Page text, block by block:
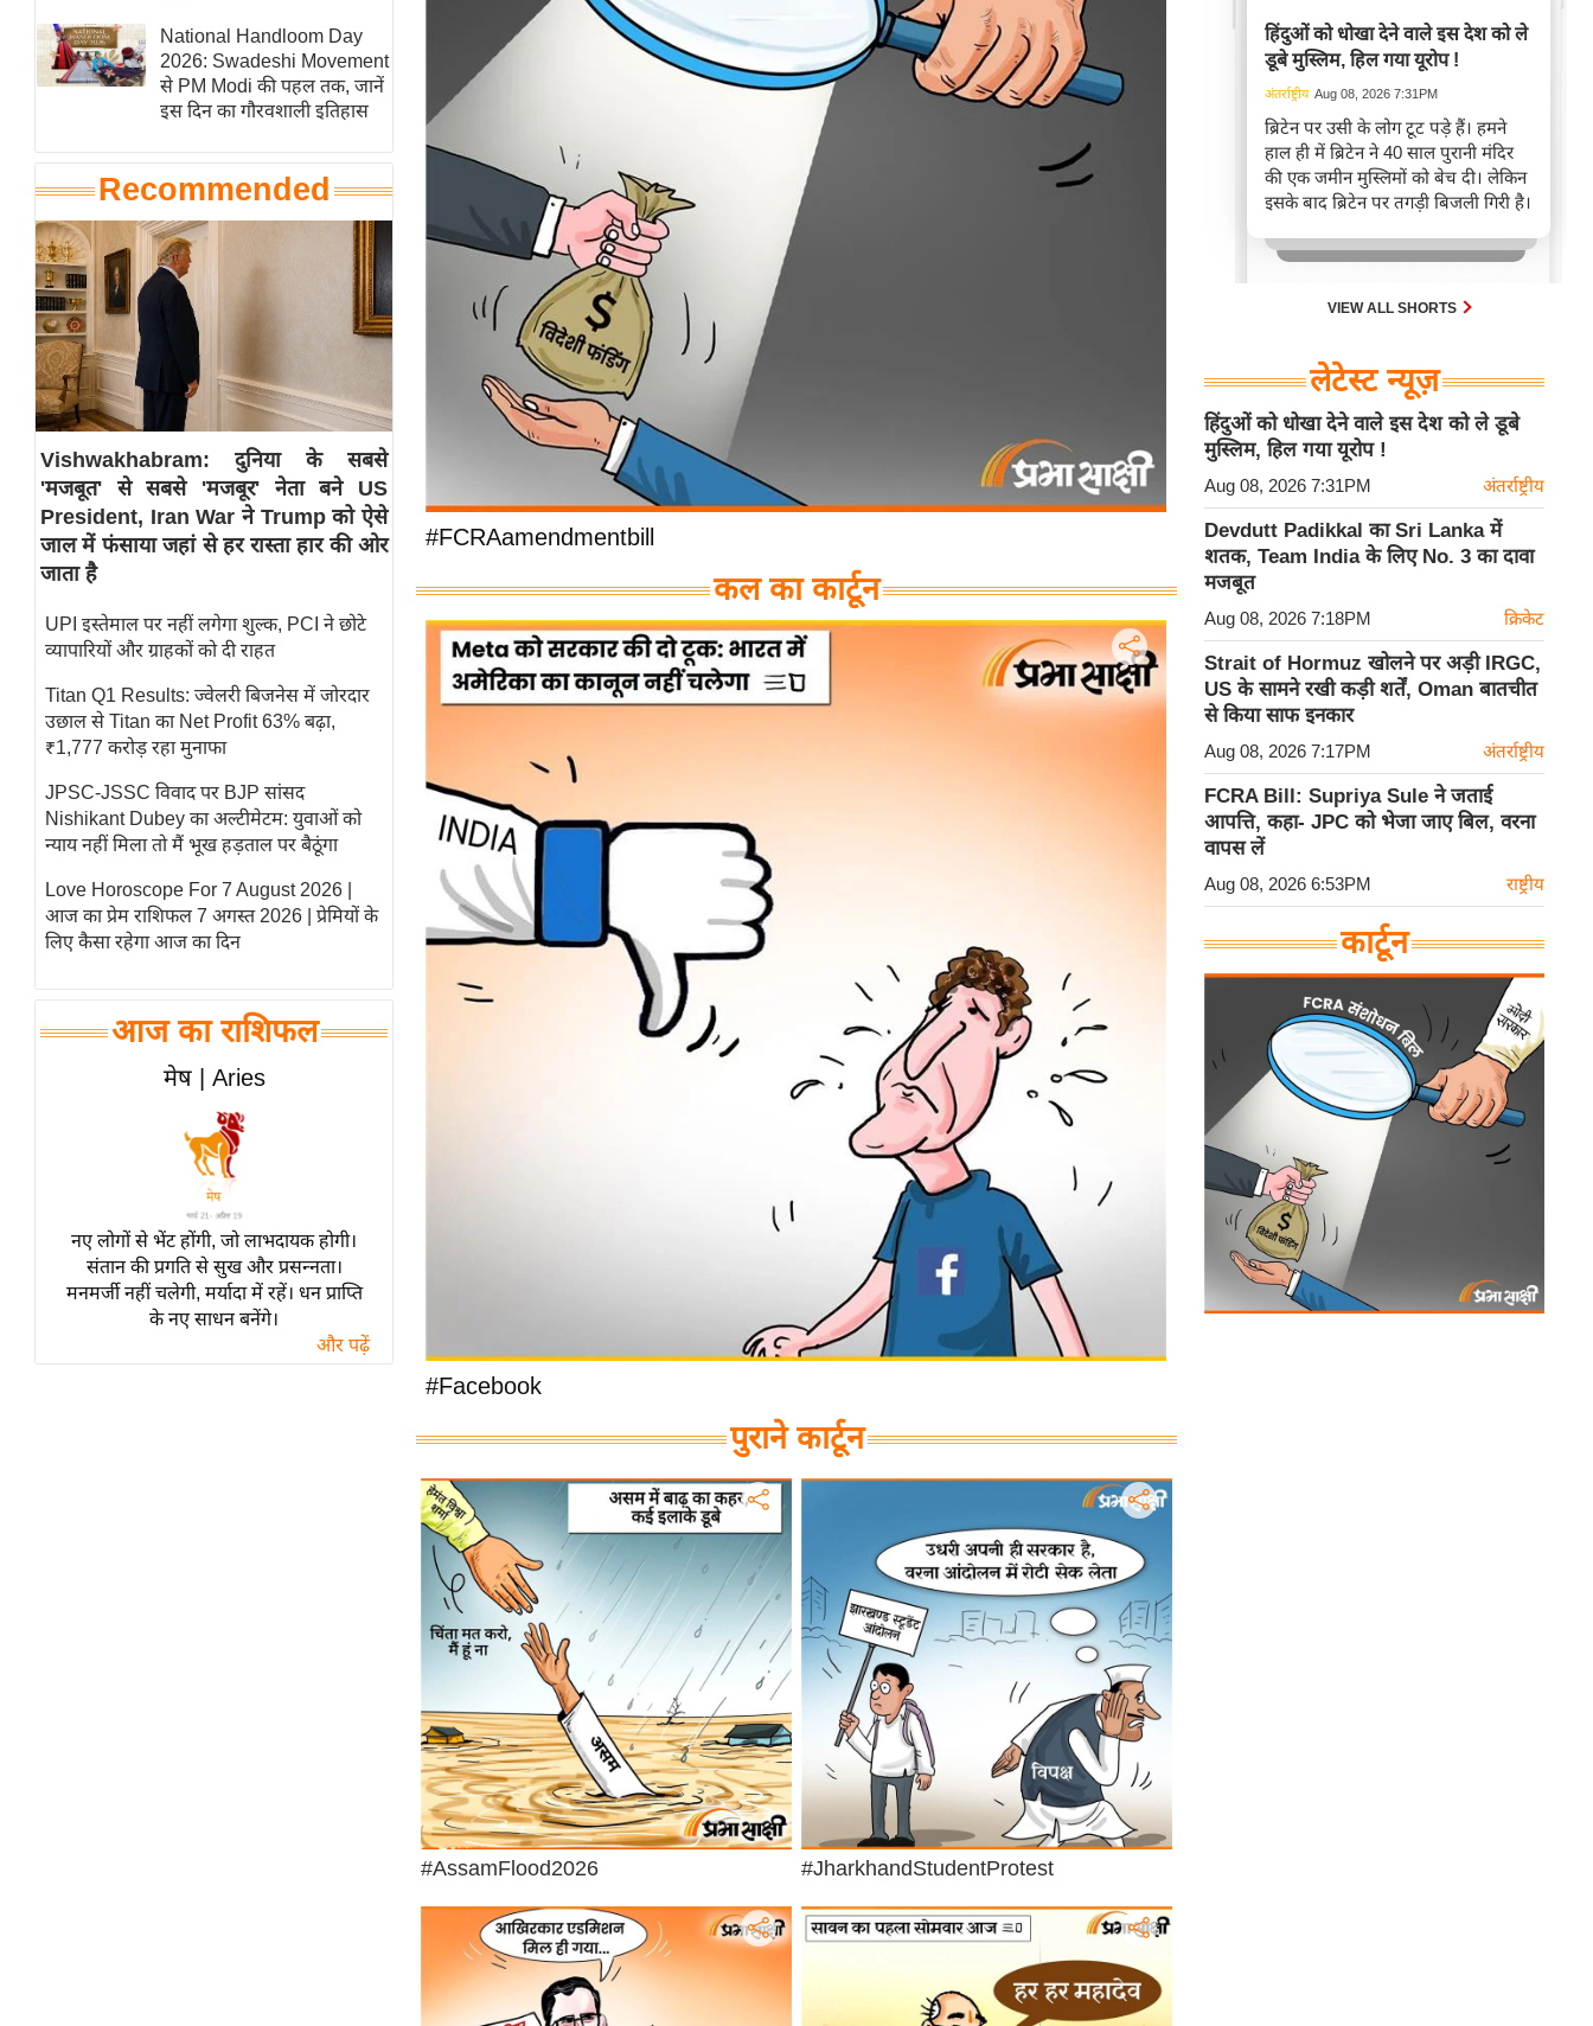
News
लाइफस्टाइल
टेक्नॉलॉजी
घरेलू नुस्खे
पर्यटन स्थल
फिटनेस मंत्रा
रिलेशनशिप
राजनीति
विश्लेषण
समसामयिक
मातृभूमि
स्तंभ
एम.
आर.
समीक्षा
ज्योतिष
प्रभु
धर्मस्थल
व्रत
राशिफल
विशेष
National Handloom Day
2026: Swadeshi Movement
से PM Modi की पहल तक, जानें
इस दिन का गौरवशाली इतिहास
Recommended
Vishwakhabram: दुनिया के सबसे
'मजबूत' से सबसे 'मजबूर' नेता बने US
President, Iran War ने Trump को ऐसे
जाल में फंसाया जहां से हर रास्ता हार की ओर
जाता है
UPI इस्तेमाल पर नहीं लगेगा शुल्क, PCI ने छोटे
व्यापारियों और ग्राहकों को दी राहत
Titan Q1 Results: ज्वेलरी बिजनेस में जोरदार
उछाल से Titan का Net Profit 63% बढ़ा,
₹1,777 करोड़ रहा मुनाफा
JPSC-JSSC विवाद पर BJP सांसद
Nishikant Dubey का अल्टीमेटम: युवाओं को
न्याय नहीं मिला तो मैं भूख हड़ताल पर बैठूंगा
Love Horoscope For 7 August 2026 |
आज का प्रेम राशिफल 7 अगस्त 2026 | प्रेमियों के
लिए कैसा रहेगा आज का दिन
आज का राशिफल
मेष | Aries
नए लोगों से भेंट होंगी, जो लाभदायक होगी।
संतान की प्रगति से सुख और प्रसन्नता।
मनमर्जी नहीं चलेगी, मर्यादा में रहें। धन प्राप्ति
के नए साधन बनेंगे।
और पढ़ें
#FCRAamendmentbill
कल का कार्टून
#Facebook
पुराने कार्टून
#AssamFlood2026 #JharkhandStudentProtest
हिंदुओं को धोखा देने वाले इस देश को ले
डूबे मुस्लिम, हिल गया यूरोप !
अंतर्राष्ट्रीय Aug 08, 2026 7:31PM
ब्रिटेन पर उसी के लोग टूट पड़े हैं। हमने
हाल ही में ब्रिटेन ने 40 साल पुरानी मंदिर
की एक जमीन मुस्लिमों को बेच दी। लेकिन
इसके बाद ब्रिटेन पर तगड़ी बिजली गिरी है।
VIEW ALL SHORTS
लेटेस्ट न्यूज़
हिंदुओं को धोखा देने वाले इस देश को ले डूबे
मुस्लिम, हिल गया यूरोप !
Aug 08, 2026 7:31PM अंतर्राष्ट्रीय
Devdutt Padikkal का Sri Lanka में
शतक, Team India के लिए No. 3 का दावा
मजबूत
Aug 08, 2026 7:18PM क्रिकेट
Strait of Hormuz खोलने पर अड़ी IRGC,
US के सामने रखी कड़ी शर्तें, Oman बातचीत
से किया साफ इनकार
Aug 08, 2026 7:17PM अंतर्राष्ट्रीय
FCRA Bill: Supriya Sule ने जताई
आपत्ति, कहा- JPC को भेजा जाए बिल, वरना
वापस लें
Aug 08, 2026 6:53PM राष्ट्रीय
कार्टून